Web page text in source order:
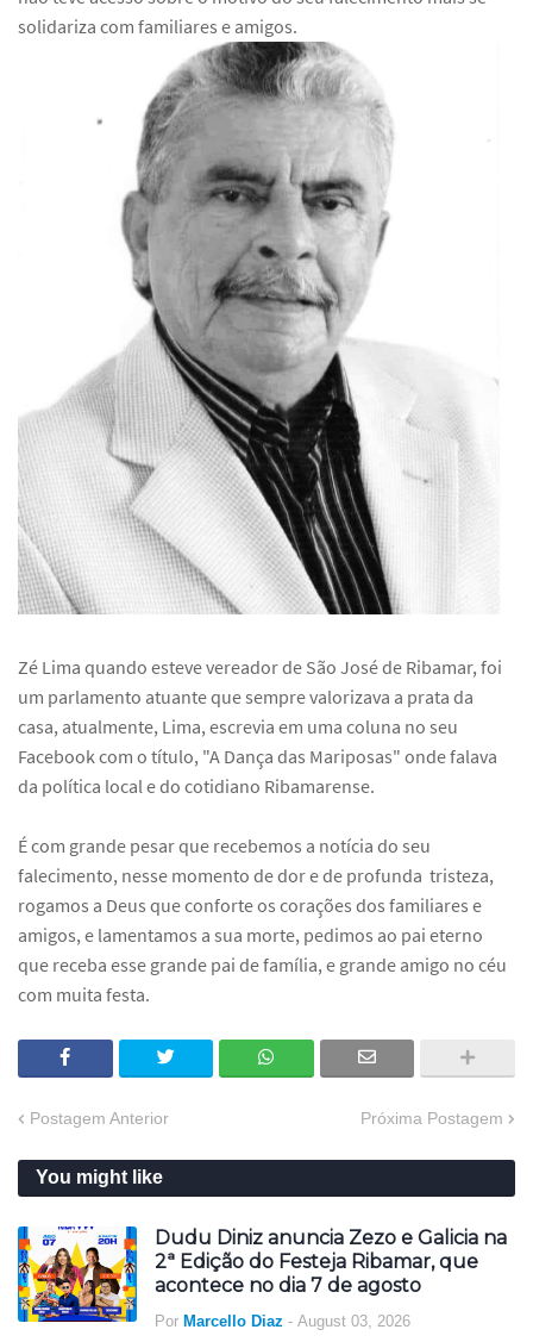
solidariza com familiares e amigos.
Zé Lima quando esteve vereador de São José de Ribamar, foi
um parlamento atuante que sempre valorizava a prata da
casa, atualmente, Lima, escrevia em uma coluna no seu
Facebook com o título, "A Dança das Mariposas" onde falava
da política local e do cotidiano Ribamarense.
É com grande pesar que recebemos a notícia do seu
falecimento, nesse momento de dor e de profunda tristeza,
rogamos a Deus que conforte os corações dos familiares e
amigos, e lamentamos a sua morte, pedimos ao pai eterno
que receba esse grande pai de família, e grande amigo no céu
com muita festa.
Postagem Anterior Próxima Postagem
You might like
Dudu Diniz anuncia Zezo e Galicia na
2ª Edição do Festeja Ribamar, que
acontece no dia 7 de agosto
Por Marcello Diaz - August 03, 2026